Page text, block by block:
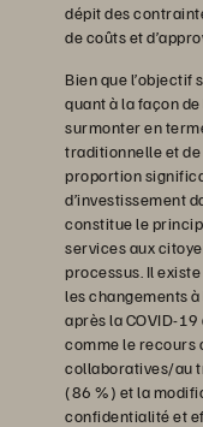
dépit des
de coûts et
Bien que
quant à la façon
surmonter en
traditionnelle et
proportion
d’investissement
constitue le
services aux
processus. Il
les changements
après la COVID-
comme le recours
collaboratives/au
(86 %) et la
confidentialité et